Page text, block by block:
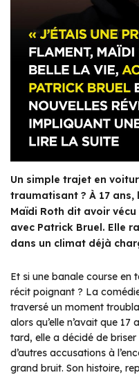
Un simple trajet en
traumatisant ? À 17 ans,
Maïdi Roth dit avoir
avec Patrick Bruel. Elle
dans un climat déjà
Et si une banale course en
récit poignant ? La
traversé un moment
alors qu’elle n’avait que 17
tard, elle a décidé de
d’autres accusations à
grand bruit. Son histoire,